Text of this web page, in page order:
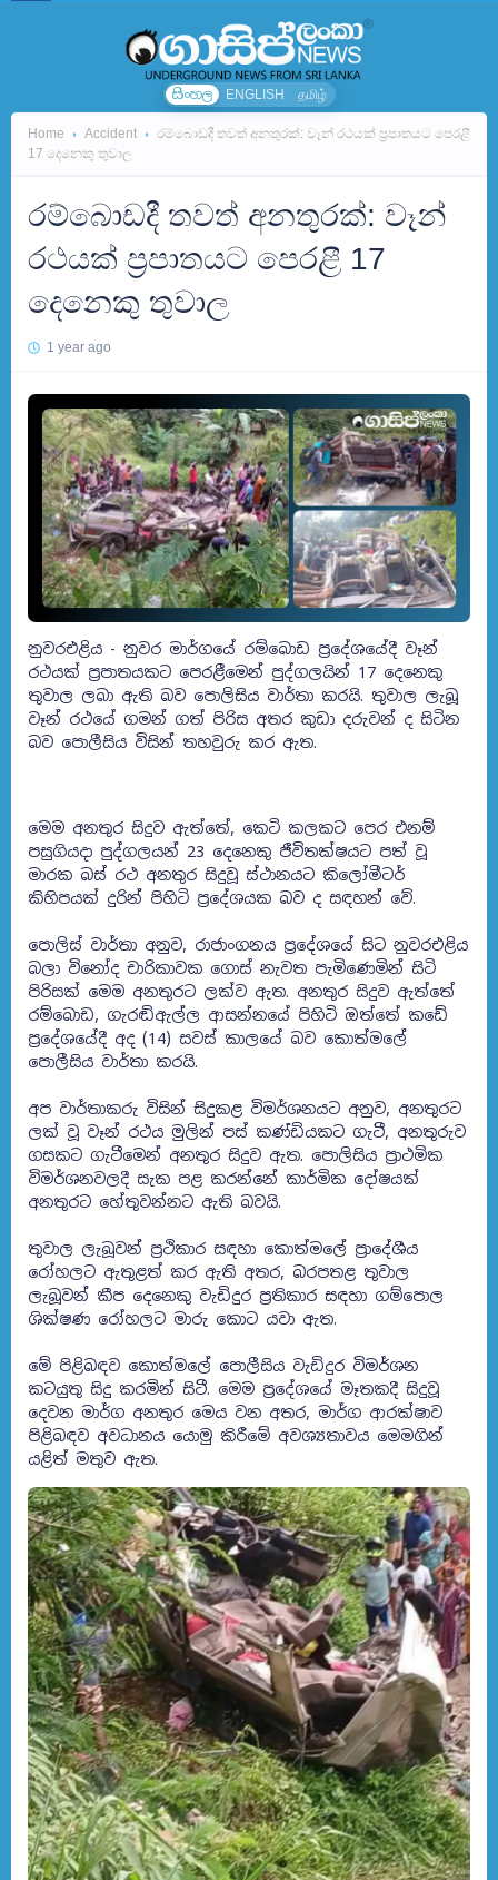
සිංහල ENGLISH தமிழ்
Home Accident
රම්බොඩදී තවත් අනතුරක්: වෑන් රථයක් ප්‍රපාතයට පෙරළී
17 දෙනෙකු තුවාල
රම්බොඩදී තවත් අනතුරක්: වෑන්
රථයක් ප්‍රපාතයට පෙරළී 17
දෙනෙකු තුවාල
1 year ago
නුවරඑළිය - නුවර මාර්ගයේ රම්බොඩ ප්‍රදේශයේදී වෑන්
රථයක් ප්‍රපාතයකට පෙරළීමෙන් පුද්ගලයින් 17 දෙනෙකු
තුවාල ලබා ඇති බව පොලිසිය වාර්තා කරයි. තුවාල ලැබූ
වෑන් රථයේ ගමන් ගත් පිරිස අතර කුඩා දරුවන් ද සිටින
බව පොලීසිය විසින් තහවුරු කර ඇත.
මෙම අනතුර සිදුව ඇත්තේ, කෙටි කලකට පෙර එනම්
පසුගියදා පුද්ගලයන් 23 දෙනෙකු ජීවිතක්ෂයට පත් වූ
මාරක බස් රථ අනතුර සිදුවූ ස්ථානයට කිලෝමීටර්
කිහිපයක් දුරින් පිහිටි ප්‍රදේශයක බව ද සඳහන් වේ.
පොලිස් වාර්තා අනුව, රාජාංගනය ප්‍රදේශයේ සිට නුවරඑළිය
බලා විනෝද චාරිකාවක ගොස් නැවත පැමිණෙමින් සිටි
පිරිසක් මෙම අනතුරට ලක්ව ඇත. අනතුර සිදුව ඇත්තේ
රම්බොඩ, ගැරඬිඇල්ල ආසන්නයේ පිහිටි ඔත්තේ කඩේ
ප්‍රදේශයේදී අද (14) සවස් කාලයේ බව කොත්මලේ
පොලීසිය වාර්තා කරයි.
අප වාර්තාකරු විසින් සිදුකළ විමර්ශනයට අනුව, අනතුරට
ලක් වූ වෑන් රථය මුලින් පස් කණ්ඩියකට ගැටී, අනතුරුව
ගසකට ගැටීමෙන් අනතුර සිදුව ඇත. පොලිසිය ප්‍රාථමික
විමර්ශනවලදී සැක පළ කරන්නේ කාර්මික දෝෂයක්
අනතුරට හේතුවන්නට ඇති බවයි.
තුවාල ලැබූවන් ප්‍රථිකාර සඳහා කොත්මලේ ප්‍රාදේශීය
රෝහලට ඇතුළත් කර ඇති අතර, බරපතළ තුවාල
ලැබූවන් කීප දෙනෙකු වැඩිදුර ප්‍රතිකාර සඳහා ගම්පොල
ශික්ෂණ රෝහලට මාරු කොට යවා ඇත.
මේ පිළිබඳව කොත්මලේ පොලීසිය වැඩිදුර විමර්ශන
කටයුතු සිදු කරමින් සිටී. මෙම ප්‍රදේශයේ මෑතකදී සිදුවූ
දෙවන මාර්ග අනතුර මෙය වන අතර, මාර්ග ආරක්ෂාව
පිළිබඳව අවධානය යොමු කිරීමේ අවශ්‍යතාවය මෙමගින්
යළිත් මතුව ඇත.